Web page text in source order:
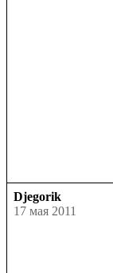
Djegorik
17 мая 2011